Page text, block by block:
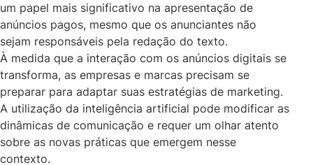
um papel mais significativo na apresentação de
anúncios pagos, mesmo que os anunciantes não
sejam responsáveis pela redação do texto.
À medida que a interação com os anúncios digitais se
transforma, as empresas e marcas precisam se
preparar para adaptar suas estratégias de marketing.
A utilização da inteligência artificial pode modificar as
dinâmicas de comunicação e requer um olhar atento
sobre as novas práticas que emergem nesse
contexto.